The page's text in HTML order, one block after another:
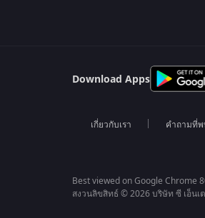
Download Apps
เกี่ยวกับเรา คำถามที่
Best viewed on Google Chrome
สงวนลิขสิทธ์ © 2026 บริษัท ซี เอ็นเ